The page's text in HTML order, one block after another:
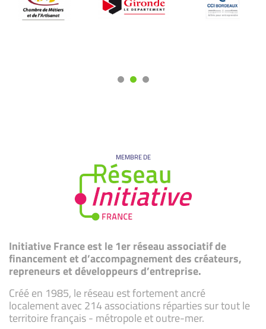
MEMBRE DE
Initiative France est le 1er réseau associatif de
financement et d’accompagnement des créateurs,
repreneurs et développeurs d’entreprise.
Créé en 1985, le réseau est fortement ancré
localement avec 214 associations réparties sur tout le
territoire français - métropole et outre-mer.